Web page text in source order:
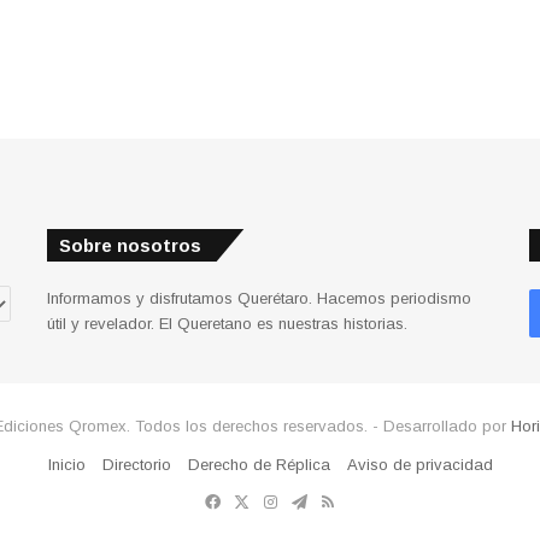
Sobre nosotros
Informamos y disfrutamos Querétaro. Hacemos periodismo
útil y revelador. El Queretano es nuestras historias.
Qromex. Todos los derechos reservados. - Desarrollado por
Inicio Directorio Derecho de Réplica
Aviso de privacidad
Facebook
X Instagram
Telegram
RSS